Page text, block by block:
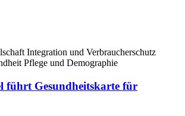
Integration und Verbraucherschutz
Pflege und Demographie
führt Gesundheitskarte für